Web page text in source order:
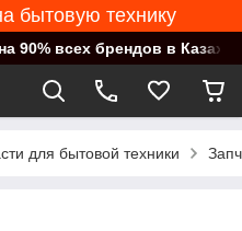
бытовую технику
90% всех брендов в
для бытовой техники